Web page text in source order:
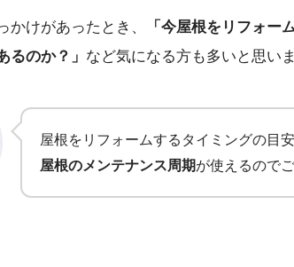
かけがあったとき、
「今屋根をリフォー
るのか？」 など気になる方も多いと思いま
屋根をリフォームするタイミングの目安
屋根のメンテナンス周期が使えるので